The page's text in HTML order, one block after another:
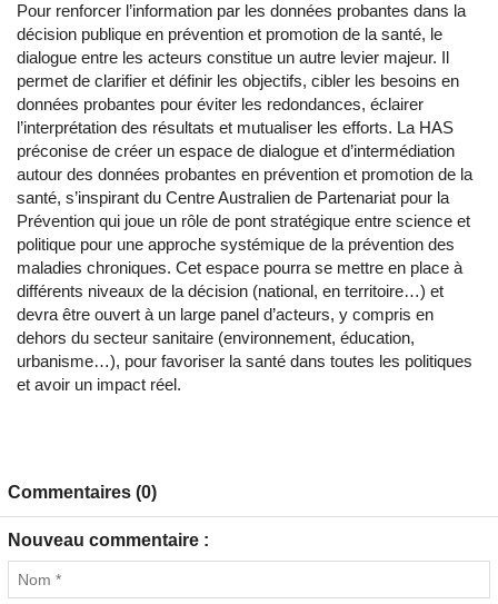
Pour renforcer l’information par les données probantes dans la
décision publique en prévention et promotion de la santé, le
dialogue entre les acteurs constitue un autre levier majeur. Il
permet de clarifier et définir les objectifs, cibler les besoins en
données probantes pour éviter les redondances, éclairer
l’interprétation des résultats et mutualiser les efforts. La HAS
préconise de créer un espace de dialogue et d’intermédiation
autour des données probantes en prévention et promotion de la
santé, s’inspirant du Centre Australien de Partenariat pour la
Prévention qui joue un rôle de pont stratégique entre science et
politique pour une approche systémique de la prévention des
maladies chroniques. Cet espace pourra se mettre en place à
différents niveaux de la décision (national, en territoire…) et
devra être ouvert à un large panel d’acteurs, y compris en
dehors du secteur sanitaire (environnement, éducation,
urbanisme…), pour favoriser la santé dans toutes les politiques
et avoir un impact réel.
Commentaires (0)
Nouveau commentaire :